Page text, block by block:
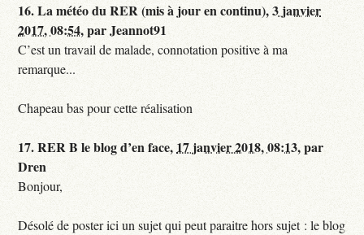
16.La météo du RER (mis à jour en continu),3 janvier
2017, 08:54,parJeannot91
C’est un travail de malade, connotation positive à ma
remarque...
Chapeau bas pour cette réalisation
17.RER B le blog d’en face, 17 janvier 2018, 08:13,par
Dren
Bonjour,
Désolé de poster ici un sujet qui peut paraitre hors sujet : le blog